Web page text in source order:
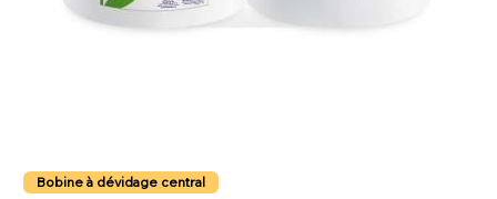
Bobine à dévidage central